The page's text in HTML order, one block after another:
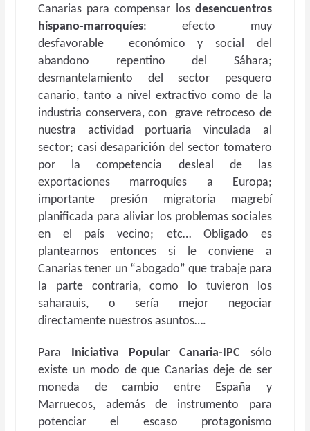
Canarias para compensar los desencuentros
hispano-marroquíes: efecto muy
desfavorable económico y social del
abandono repentino del Sáhara;
desmantelamiento del sector pesquero
canario, tanto a nivel extractivo como de la
industria conservera, con grave retroceso de
nuestra actividad portuaria vinculada al
sector; casi desaparición del sector tomatero
por la competencia desleal de las
exportaciones marroquíes a Europa;
importante presión migratoria magrebí
planificada para aliviar los problemas sociales
en el país vecino; etc… Obligado es
plantearnos entonces si le conviene a
Canarias tener un “abogado” que trabaje para
la parte contraria, como lo tuvieron los
saharauis, o sería mejor negociar
directamente nuestros asuntos….
Para Iniciativa Popular Canaria-IPC sólo
existe un modo de que Canarias deje de ser
moneda de cambio entre España y
Marruecos, además de instrumento para
potenciar el escaso protagonismo